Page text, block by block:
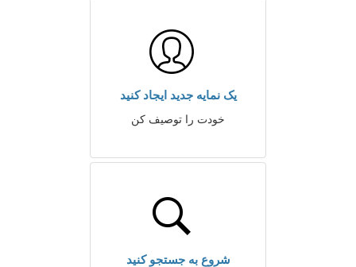
یک نمایه جدید ایجاد کنید
خودت را توصیف کن
شروع به جستجو کنید